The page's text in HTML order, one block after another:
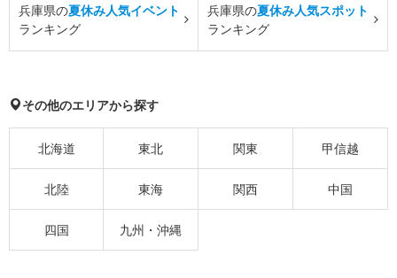
兵庫県の夏休み人気イベント
ランキング
兵庫県の夏休み人気スポット
ランキング
その他のエリアから探す
北海道 東北 関東 甲信越
北陸 東海 関西 中国
四国 九州・沖縄